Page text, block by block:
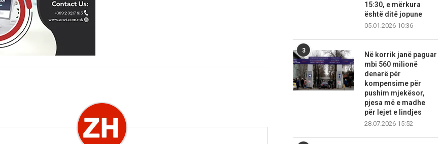
15:30, e mërkura
është ditë jopune
05.01.2026 10:36
3
Në korrik janë paguar
mbi 560 milionë
denarë për
kompensime për
pushim mjekësor,
pjesa më e madhe
për lejet e lindjes
28.07.2026 15:52